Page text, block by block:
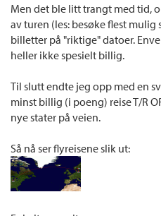
Men det ble litt trangt med tid,
av turen (les: besøke flest mulig
billetter på "riktige" datoer.
heller ikke spesielt billig.
Til slutt endte jeg opp med en
minst billig (i poeng) reise T/R
nye stater på veien.
Så nå ser flyreisene slik ut: